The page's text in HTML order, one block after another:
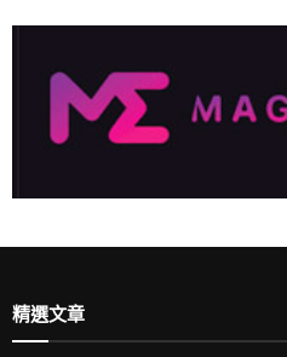
精選文章